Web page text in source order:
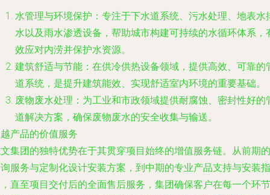
水管理与环境保护 ：专注于下水道系统、污水处理、地表水
水以及雨水渗透设备，帮助城市构建可持续的水循环体系，
效应对内涝并保护水资源。
建筑舒适与节能 ：在供冷供热设备领域，提供高效、可靠的
道系统，是提升建筑能效、实现舒适室内环境的重要基础。
废物废水处理 ：为工业和市政领域提供耐腐蚀、密封性好的
道解决方案，确保废物废水的安全收集与输送。
产品的价值服务
集团的独特优势在于其贯穿项目始终的增值服务链。从前期的
服务与定制化设计安装方案 ，到中期的专业产品支持与安装指
，直至项目交付后的全面售后服务 ，集团确保客户在每一个环节